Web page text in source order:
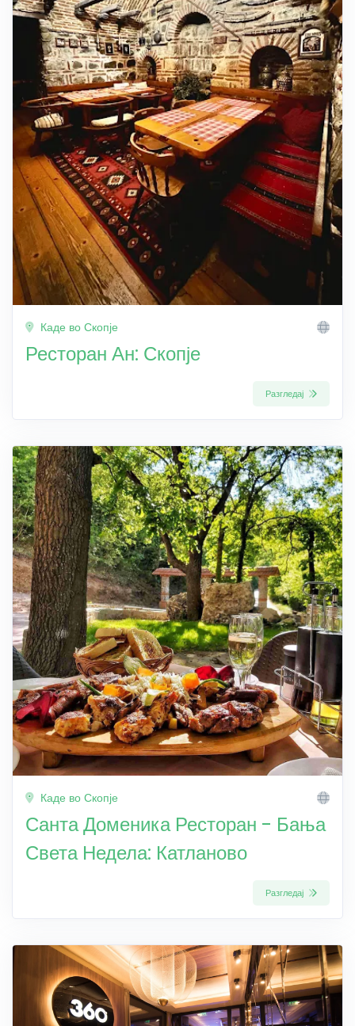
Каде во Скопје
Ресторан Ан: Скопје
Разгледај
Каде во Скопје
Санта Доменика Ресторан - Бања
Света Недела: Катланово
Разгледај